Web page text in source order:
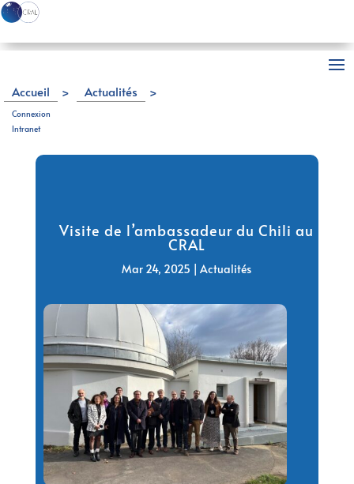
Connexion
Intranet
Accueil > Actualités
>
Visite de l’ambassadeur du Chili au CRAL
Visite de l’ambassadeur du Chili au
CRAL
Mar 24, 2025 |Actualités